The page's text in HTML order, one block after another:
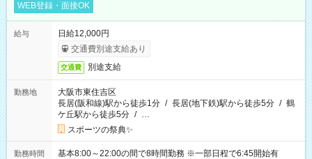
WEB登録・面接OK
給与
日給12,000円
交通費別途支給あり
交通費 別途支給
勤務地
大阪市東住吉区
長居(阪和線)駅から徒歩1分 / 長居(地下鉄)駅から徒歩5分 / 鶴
ケ丘駅から徒歩5分 / …
スポーツの祭典✨
勤務時間
基本8:00～22:00の間で8時間勤務 ※一部日程で6:45開始有